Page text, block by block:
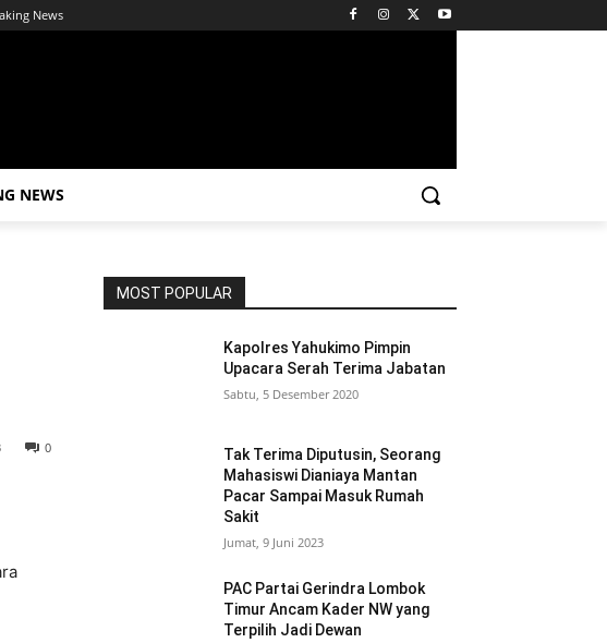
News
NEWS
0
MOST POPULAR
Kapolres Yahukimo Pimpin
Upacara Serah Terima Jabatan
Sabtu, 5 Desember 2020
Tak Terima Diputusin, Seorang
Mahasiswi Dianiaya Mantan
Pacar Sampai Masuk Rumah
Sakit
Jumat, 9 Juni 2023
PAC Partai Gerindra Lombok
Timur Ancam Kader NW yang
Terpilih Jadi Dewan